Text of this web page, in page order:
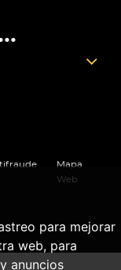
para mejorar
web, para
anuncios
Mapa
Web